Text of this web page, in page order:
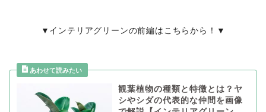
▼インテリアグリーンの前編はこちらから！▼
観葉植物の種類と特徴とは？ヤ
シやシダの代表的な仲間を画像